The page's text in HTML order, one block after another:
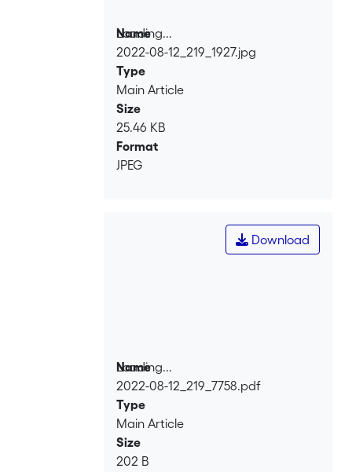
Loading...
Loading...
Name
2022-08-12_219_1927.jpg
Type
Main Article
Size
25.46 KB
Format
JPEG
Loading...
Loading...
Download
Name
2022-08-12_219_7758.pdf
Type
Main Article
Size
202 B